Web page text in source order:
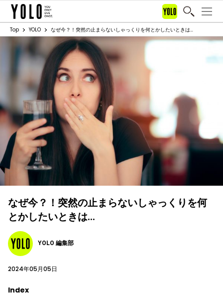
Top YOLO なぜ今？！突然の止まらないしゃっくりを何とかしたいときは…
なぜ今？！突然の止まらないしゃっくりを何
とかしたいときは…
YOLO 編集部
2024年05月05日
Index